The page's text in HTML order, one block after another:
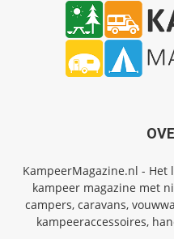
KampeerMagazine.nl -
kampeer magazine met
campers, caravans,
kampeeraccessoires,